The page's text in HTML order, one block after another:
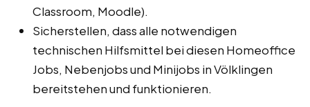
Classroom, Moodle).
Sicherstellen, dass alle notwendigen
technischen Hilfsmittel bei diesen Homeoffice
Jobs, Nebenjobs und Minijobs in Völklingen
bereitstehen und funktionieren.